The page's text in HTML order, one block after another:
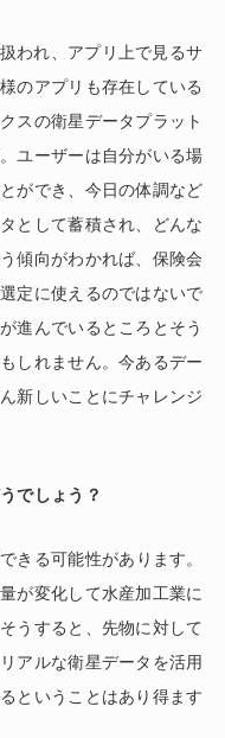
われ、アプリ上で見るサ
のアプリも存在している
スの衛星データプラット
ユーザーは自分がいる場
ができ、今日の体調など
として蓄積され、どんな
傾向がわかれば、保険会
定に使えるのではないで
進んでいるところとそう
しれません。今あるデー
新しいことにチャレンジ
でしょう？
きる可能性があります。
が変化して水産加工業に
うすると、先物に対して
アルな衛星データを活用
ということはあり得ます